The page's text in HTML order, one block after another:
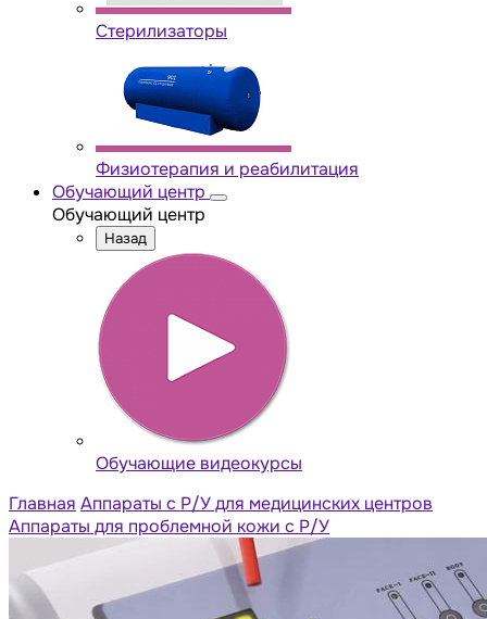
Стерилизаторы
Физиотерапия и реабилитация
Обучающий центр
Обучающий центр
Назад
Обучающие видеокурсы
Главная Аппараты с Р/У для медицинских центров
Аппараты для проблемной кожи с Р/У